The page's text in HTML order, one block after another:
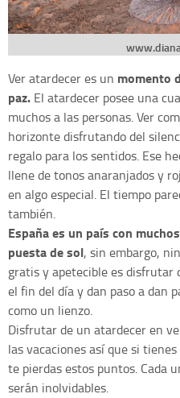
Ver atardecer es un momento
paz. El atardecer posee una
muchos a las personas. Ver
horizonte disfrutando del
regalo para los sentidos. Ese
llene de tonos anaranjados y
en algo especial. El tiempo
también.
España es un país con
puesta de sol, sin embargo,
gratis y apetecible es disfrutar
el fin del día y dan paso a dan
como un lienzo.
Disfrutar de un atardecer en
las vacaciones así que si
te pierdas estos puntos. Cada
serán inolvidables.